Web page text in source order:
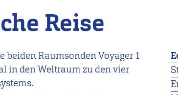
Reise
beiden Raumsonden Voyager 1
in den Weltraum zu den vier